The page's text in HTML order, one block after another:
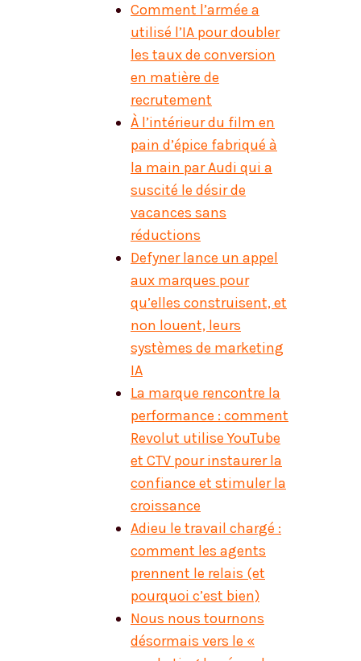
Comment l’armée a
utilisé l’IA pour doubler
les taux de conversion
en matière de
recrutement
À l’intérieur du film en
pain d’épice fabriqué à
la main par Audi qui a
suscité le désir de
vacances sans
réductions
Defyner lance un appel
aux marques pour
qu’elles construisent, et
non louent, leurs
systèmes de marketing
IA
La marque rencontre la
performance : comment
Revolut utilise YouTube
et CTV pour instaurer la
confiance et stimuler la
croissance
Adieu le travail chargé :
comment les agents
prennent le relais (et
pourquoi c’est bien)
Nous nous tournons
désormais vers le «